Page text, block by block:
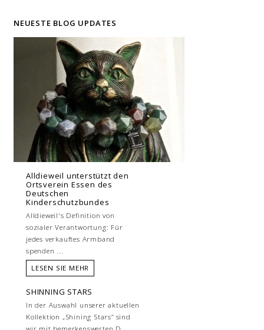
NEUESTE BLOG UPDATES
Alldieweil unterstützt den
Ortsverein Essen des
Deutschen
Kinderschutzbundes
Alldieweil's Definition von
sozialer Verantwortung: Für
jedes verkauftes Armband
spenden ...
LESEN SIE MEHR
SHINNING STARS
In der Auswahl unserer aktuellen
Kollektion „Shining Stars“ sind